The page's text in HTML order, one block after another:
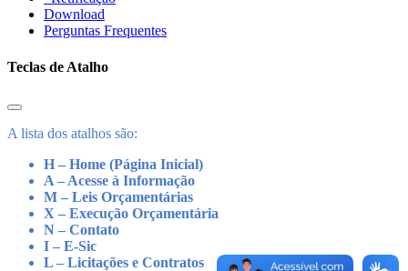
Download
Perguntas Frequentes
Teclas de Atalho
A lista dos atalhos são:
H – Home (Página Inicial)
A – Acesse à Informação
M – Leis Orçamentárias
X – Execução Orçamentária
N – Contato
I – E-Sic
L – Licitações e Contratos